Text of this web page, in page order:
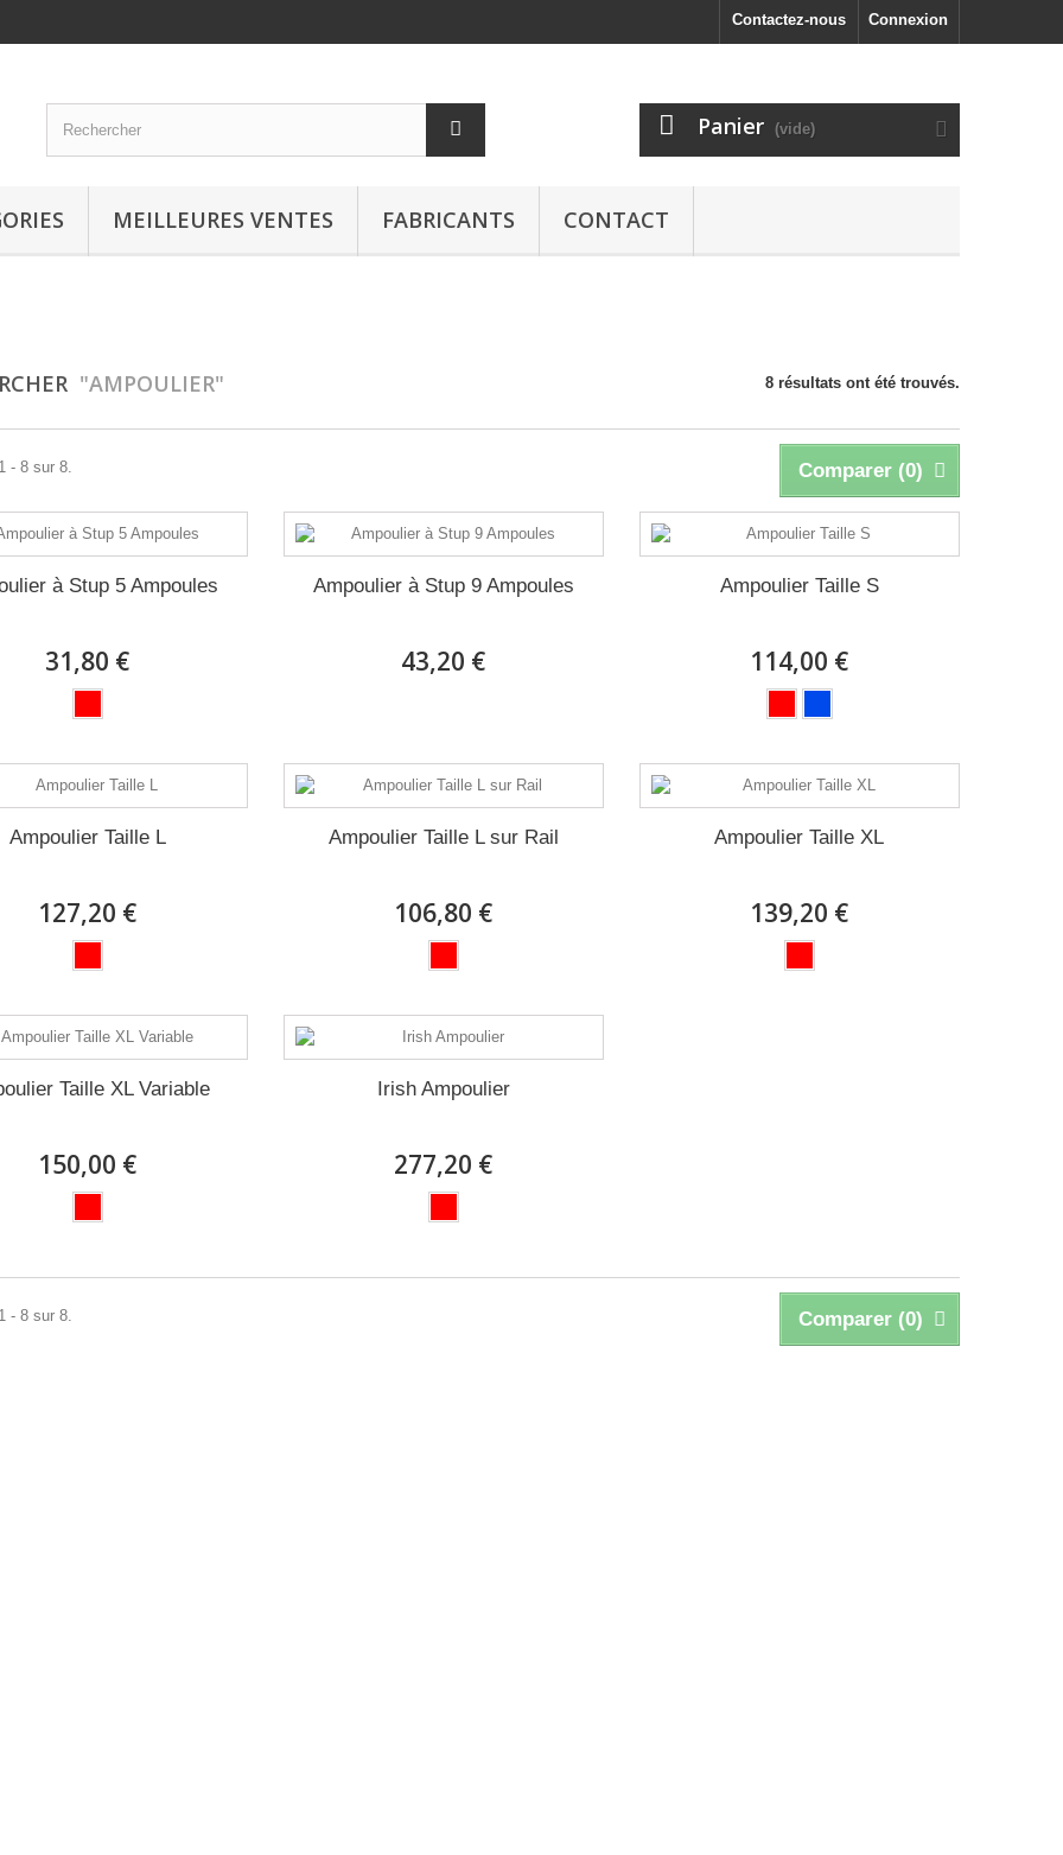
Connexion
Contactez-nous
Panier (vide)
MEILLEURES VENTES FABRICANTS CONTACT
"AMPOULIER" 8 résultats ont été trouvés.
Comparer (0)
- 8 sur 8.
à Stup 5 Ampoules
31,80 €
Ampoulier à Stup 9 Ampoules
43,20 €
Ampoulier Taille S
114,00 €
Ampoulier Taille L
127,20 €
Ampoulier Taille L sur Rail
106,80 €
Ampoulier Taille XL
139,20 €
Taille XL Variable
150,00 €
Irish Ampoulier
277,20 €
Comparer (0)
- 8 sur 8.